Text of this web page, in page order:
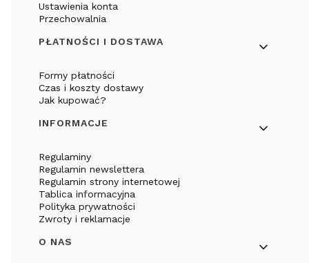
Ustawienia konta
Przechowalnia
PŁATNOŚCI I DOSTAWA
Formy płatności
Czas i koszty dostawy
Jak kupować?
INFORMACJE
Regulaminy
Regulamin newslettera
Regulamin strony internetowej
Tablica informacyjna
Polityka prywatności
Zwroty i reklamacje
O NAS